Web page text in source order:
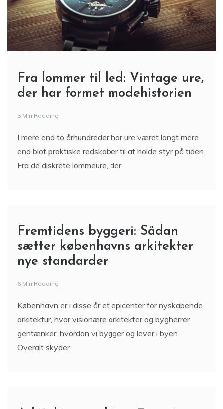
Fra lommer til led: Vintage ure,
der har formet modehistorien
5 Min Reading
I mere end to århundreder har ure været langt mere
end blot praktiske redskaber til at holde styr på tiden.
Fra de diskrete lommeure, der
Fremtidens byggeri: Sådan
sætter københavns arkitekter
nye standarder
6 Min Reading
København er i disse år et epicenter for nyskabende
arkitektur, hvor visionære arkitekter og bygherrer
gentænker, hvordan vi bygger og lever i byen.
Overalt skyder